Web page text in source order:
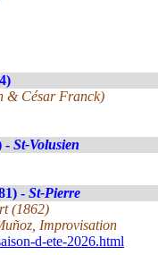
& César Franck)
- St-Volusien
- St-Pierre
(1862)
Improvisation
d-ete-2026.html